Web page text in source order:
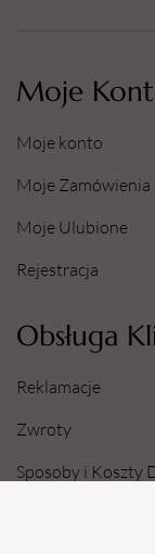
Moje
Moje konto
Moje Zamówienia
Moje Ulubione
Rejestracja
Obsługa
Reklamacje
Zwroty
Sposoby i Koszty